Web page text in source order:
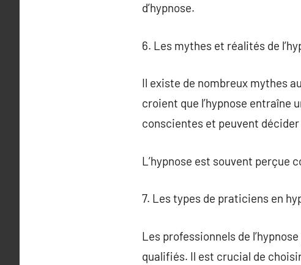
d’hypnose.
6. Les mythes et réalités de
Il existe de nombreux mythes
croient que l’hypnose entraîne
conscientes et peuvent
L’hypnose est souvent perçue
7. Les types de praticiens en
Les professionnels de
qualifiés. Il est crucial de